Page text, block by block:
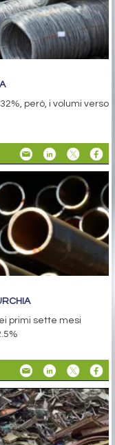
però, i volumi verso
primi sette mesi